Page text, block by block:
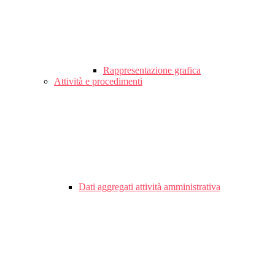
Rappresentazione grafica
Attività e procedimenti
Dati aggregati attività amministrativa